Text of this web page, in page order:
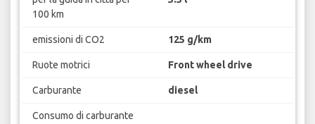
100 km
emissioni di CO2 125 g/km
Ruote motrici Front wheel drive
Carburante diesel
Consumo di carburante